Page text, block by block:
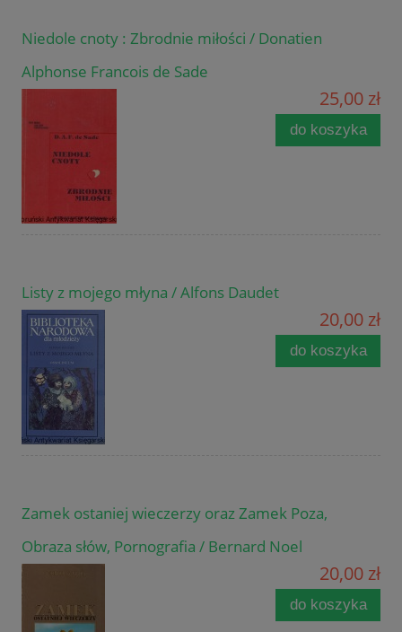
Niedole cnoty : Zbrodnie miłości / Donatien
Alphonse Francois de Sade
25,00 zł
do koszyka
Listy z mojego młyna / Alfons Daudet
20,00 zł
do koszyka
Zamek ostaniej wieczerzy oraz Zamek Poza,
Obraza słów, Pornografia / Bernard Noel
20,00 zł
do koszyka